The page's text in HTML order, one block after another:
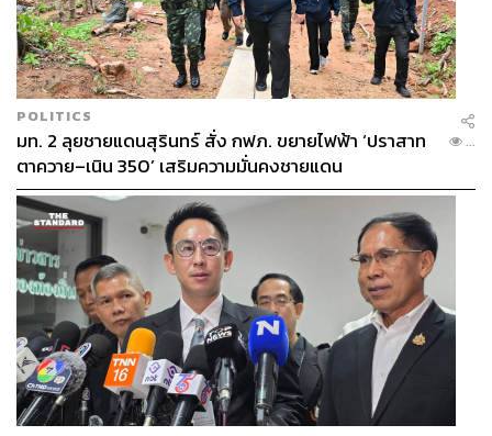
POLITICS
มท. 2 ลุยชายแดนสุรินทร์ สั่ง กฟภ. ขยายไฟฟ้า ‘ปราสาท
ตาควาย–เนิน 350’ เสริมความมั่นคงชายแดน
...